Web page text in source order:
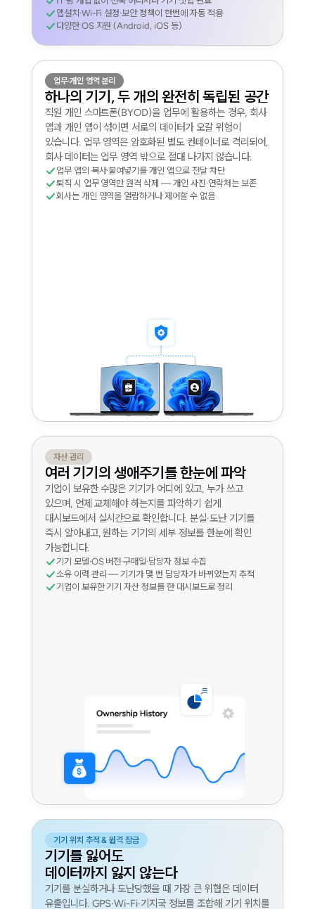
앱설치·Wi-Fi 설정·보안 정책이 한번에 자동 적용
다양한 OS 지원 (Android, iOS 등)
업무·개인 영역 분리
하나의 기기, 두 개의 완전히 독립된 공간
직원 개인 스마트폰(BYOD)을 업무에 활용하는 경우, 회사
앱과 개인 앱이 섞이면 서로의 데이터가 오갈 위험이
있습니다. 업무 영역은 암호화된 별도 컨테이너로 격리되어,
회사 데이터는 업무 영역 밖으로 절대 나가지 않습니다.
업무 앱의 복사·붙여넣기를 개인 앱으로 전달 차단
퇴직 시 업무 영역만 원격 삭제 — 개인 사진·연락처는 보존
회사는 개인 영역을 열람하거나 제어할 수 없음
자산 관리
여러 기기의 생애주기를 한눈에 파악
기업이 보유한 수많은 기기가 어디에 있고, 누가 쓰고
있으며, 언제 교체해야 하는지를 파악하기 쉽게
대시보드에서 실시간으로 확인합니다. 분실·도난 기기를
즉시 알아내고, 원하는 기기의 세부 정보를 한눈에 확인
가능합니다.
기기 모델·OS 버전·구매일·담당자 정보 수집
소유 이력 관리 — 기기가 몇 번 담당자가 바뀌었는지 추적
기업이 보유한 기기 자산 정보를 한 대시보드로 정리
기기 위치 추적 & 원격 잠금
기기를 잃어도
데이터까지 잃지 않는다
기기를 분실하거나 도난당했을 때 가장 큰 위협은 데이터
유출입니다. GPS·Wi-Fi·기지국 정보를 조합해 기기 위치를